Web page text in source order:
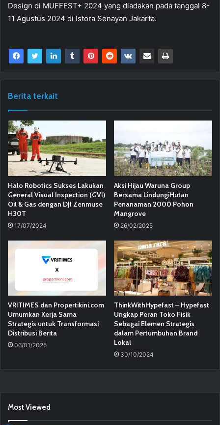
Design di MUFFEST+ 2024 yang diadakan pada tanggal 8-
11 Agustus 2024 di Istora Senayan Jakarta.
Berita terkait
Halo Robotics Sukses Lakukan
General Visual Inspection (GVI)
Oil & Gas dengan DJI Zenmuse
H30T
17/07/2024
Aksi Hijau Waruna Group
Bersama LindungiHutan
Penanaman 2000 Pohon
Mangrove
26/02/2025
VRITIMES dan Propertikini.com
Umumkan Kerja Sama
Strategis untuk Transformasi
Distribusi Berita
06/01/2025
ThinkWithHypefast – Hypefast
Ungkap Peran Toko Fisik
Sebagai Elemen Strategis
dalam Pertumbuhan Brand
Lokal
30/10/2024
Most Viewed